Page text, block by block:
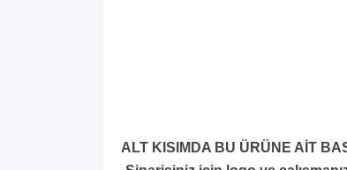
ALT KISIMDA BU ÜRÜNE AİT